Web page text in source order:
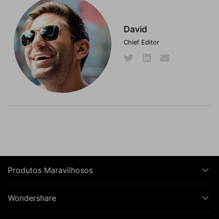
David
Chief Editor
Produtos Maravilhosos
Wondershare